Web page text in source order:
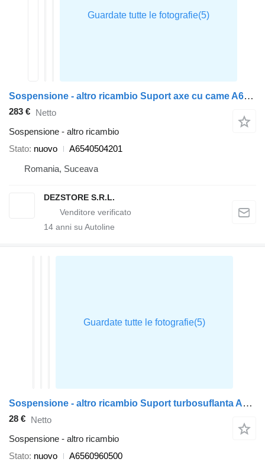
Sospensione - altro ricambio Suport axe cu came A6540504201 per automobile Mercedes-Benz E CLASS
283 € Netto
Sospensione - altro ricambio
Stato nuovo
A6540504201
Romania, Suceava
DEZSTORE S.R.L.
14 anni su Autoline
Sospensione - altro ricambio Suport turbosuflanta A6560960500 per automobile Mercedes-Benz E CLASS
28 € Netto
Sospensione - altro ricambio
Stato nuovo
A6560960500